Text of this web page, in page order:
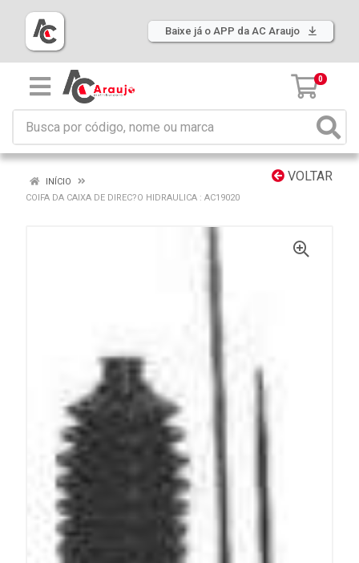
Baixe já o APP da AC Araujo
0
VOLTAR
INÍCIO
COIFA DA CAIXA DE DIREC?O HIDRAULICA : AC19020